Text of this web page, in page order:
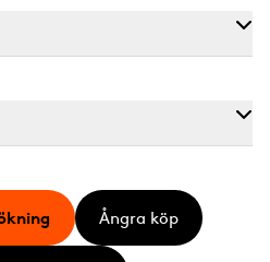
Ångra köp